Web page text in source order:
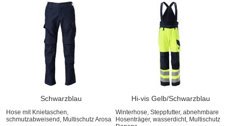
Schwarzblau
Hose mit Knietaschen,
schmutzabweisend, Multischutz Arosa
Hi-vis Gelb/Schwarzblau
Winterhose, Steppfutter, abnehmbare
Hosenträger, wasserdicht, Multischutz